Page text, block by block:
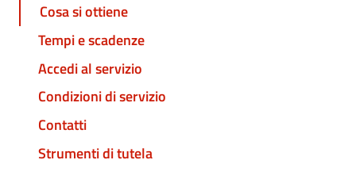
Cosa si ottiene
Tempi e scadenze
Accedi al servizio
Condizioni di servizio
Contatti
Strumenti di tutela